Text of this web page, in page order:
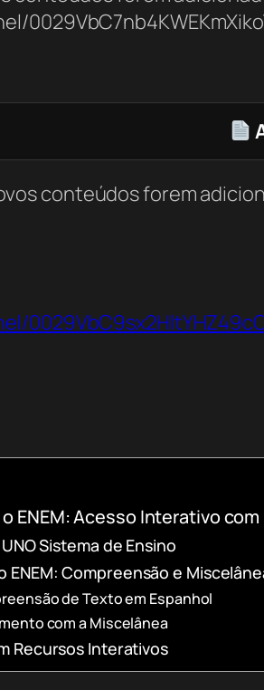
conteúdos forem
ENEM: Acesso Interativo
Sistema de Ensino
ENEM: Compreensão e
de Texto em Espanhol
com a Miscelânea
Recursos Interativos